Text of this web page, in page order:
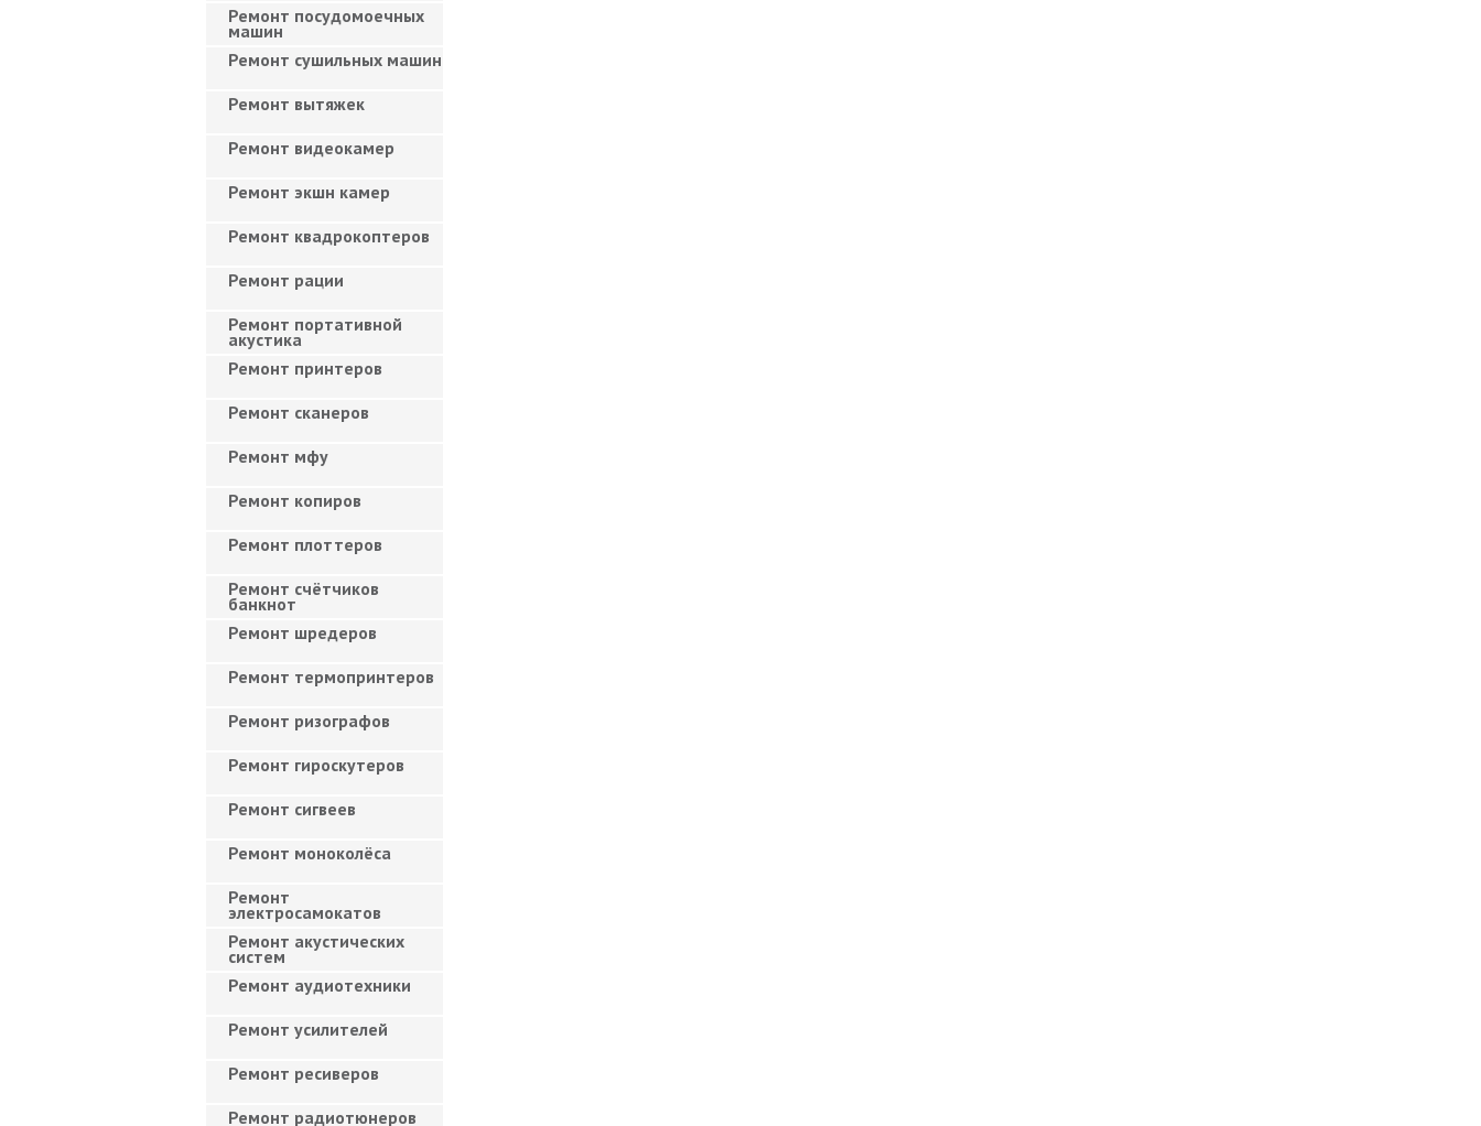
Ремонт посудомоечных
машин
Ремонт сушильных машин
Ремонт вытяжек
Ремонт видеокамер
Ремонт экшн камер
Ремонт квадрокоптеров
Ремонт рации
Ремонт портативной
акустика
Ремонт принтеров
Ремонт сканеров
Ремонт мфу
Ремонт копиров
Ремонт плоттеров
Ремонт счётчиков
банкнот
Ремонт шредеров
Ремонт термопринтеров
Ремонт ризографов
Ремонт гироскутеров
Ремонт сигвеев
Ремонт моноколёса
Ремонт
электросамокатов
Ремонт акустических
систем
Ремонт аудиотехники
Ремонт усилителей
Ремонт ресиверов
Ремонт радиотюнеров